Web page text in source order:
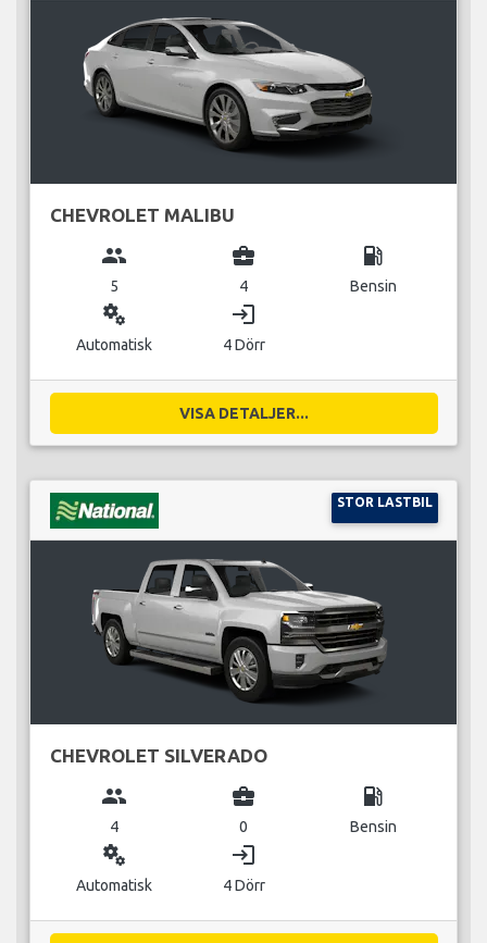
CHEVROLET MALIBU
group
5
business_center
4
local_gas_station
Bensin
miscellaneous_services
Automatisk
login
4 Dörr
VISA DETALJER...
STOR LASTBIL
CHEVROLET SILVERADO
group
4
business_center
0
local_gas_station
Bensin
miscellaneous_services
Automatisk
login
4 Dörr